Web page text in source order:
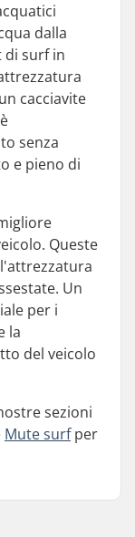
dalla
di surf in
cacciavite
senza
e pieno di
Queste
Un
per i
la
del veicolo
sezioni
Mute surfper